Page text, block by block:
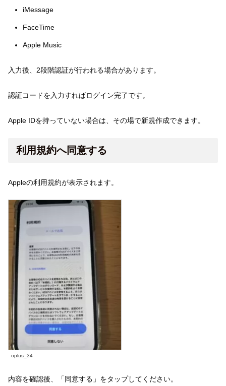
iMessage
FaceTime
Apple Music
入力後、2段階認証が行われる場合があります。
認証コードを入力すればログイン完了です。
Apple IDを持っていない場合は、その場で新規作成できます。
利用規約へ同意する
Appleの利用規約が表示されます。
oplus_34
内容を確認後、「同意する」をタップしてください。